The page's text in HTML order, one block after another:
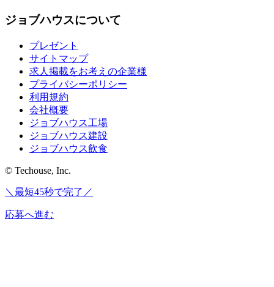
ジョブハウスについて
プレゼント
サイトマップ
求人掲載をお考えの企業様
プライバシーポリシー
利用規約
会社概要
ジョブハウス工場
ジョブハウス建設
ジョブハウス飲食
© Techouse, Inc.
＼最短45秒で完了／
応募へ進む